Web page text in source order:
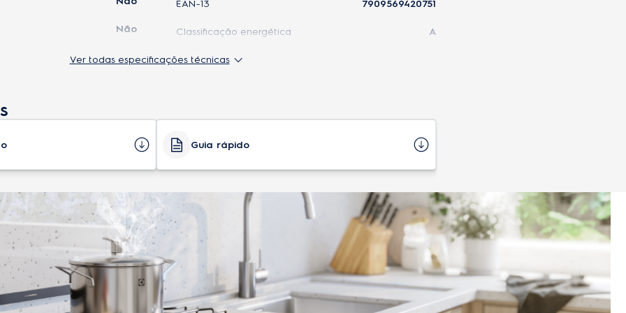
Não
Sim
uma fixa e uma deslizante
Sim
Não
Único (gás)
Não
EAN-13 7909569420751
Classificação energética A
Altura do produto embalado
Profundidade do produto embalado 69,5 cm
Tipo Piso
Recomendado não se instalar em nichos
Automática
Removível
Níveis de prateleira
Ver todas especificações técnicas
Guia rápido